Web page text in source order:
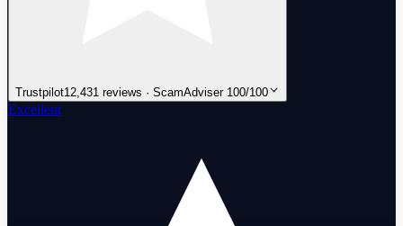
Trustpilot12,431 reviews · ScamAdviser 100/100
Excellent